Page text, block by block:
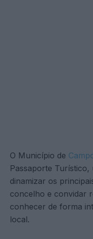
O Município de
Passaporte Turístico,
dinamizar os
concelho e convidar
conhecer de forma
local.